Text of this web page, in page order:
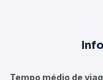
Tempo médio de